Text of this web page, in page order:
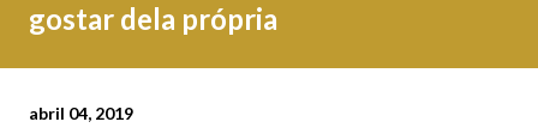
gostar dela própria
abril 04, 2019